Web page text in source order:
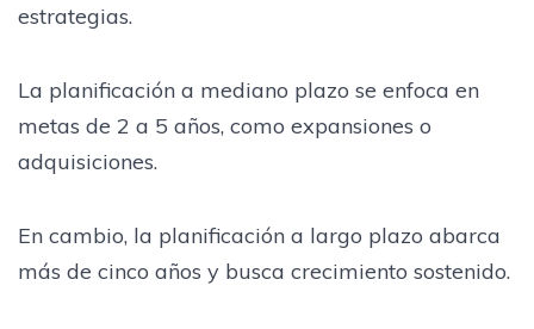
estrategias.
La planificación a mediano plazo se enfoca en
metas de 2 a 5 años, como expansiones o
adquisiciones.
En cambio, la planificación a largo plazo abarca
más de cinco años y busca crecimiento sostenido.